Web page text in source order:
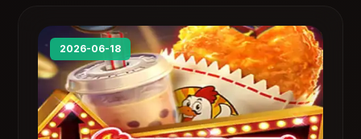
2026-06-18